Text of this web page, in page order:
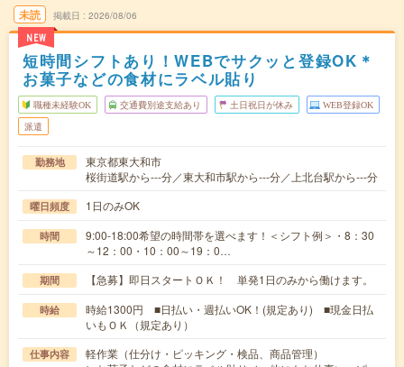
未読
NEW
掲載日 2026/08/06
短時間シフトあり！WEBでサクッと登録OK＊
お菓子などの食材にラベル貼り
職種未経験OK 交通費別途支給あり 土日祝日が休み WEB登録OK
派遣
勤務地
東京都東大和市
桜街道駅から---分／東大和市駅から---分／上北台駅から---分
曜日頻度 1日のみOK
時間
9:00-18:00希望の時間帯を選べます！＜シフト例＞・8：30
～12：00・10：00～19：0…
期間 【急募】即日スタートＯＫ！ 単発1日のみから働けます。
時給
時給1300円 ■日払い・週払いOK！(規定あり) ■現金日払
いもＯＫ（規定あり）
仕事内容
軽作業（仕分け・ピッキング・検品、商品管理）